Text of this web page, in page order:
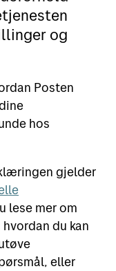
og
Posten
hos
gjelder
lese mer om
du kan
eller